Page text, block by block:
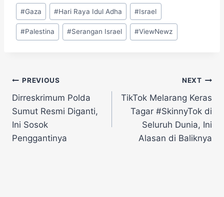
Post
Tags:
#Gaza #Hari Raya Idul Adha #Israel
#Palestina #Serangan Israel #ViewNewz
Navigasi
pos
PREVIOUS
Dirreskrimum Polda
Sumut Resmi Diganti,
Ini Sosok
Penggantinya
NEXT
TikTok Melarang Keras
Tagar #SkinnyTok di
Seluruh Dunia, Ini
Alasan di Baliknya